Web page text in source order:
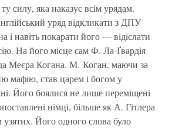
силу, яка наказує всiм урядам.
уряд вiдкликати з ДПУ
i навiть покарати його — вiдiслати
На його мiсце сам Ф. Ла-Ґвардiя
Меєра Когана. М. Коган, маючи за
мафiю, став царем i богом у
Його боялися не лише перемiщенi
нiмцi, бiльше як А. Гiтлера
Його одного слова було